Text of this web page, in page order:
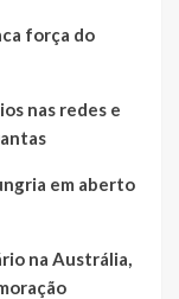
força do
nas redes e
em aberto
na Austrália,